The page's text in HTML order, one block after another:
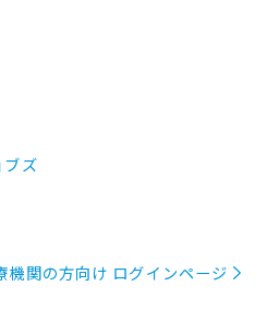
ブズ
機関の方向け ログインページ